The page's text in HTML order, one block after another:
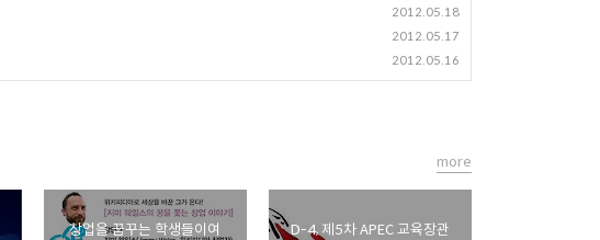
2012.05.18
2012.05.17
2012.05.16
창업을 꿈꾸는 학생들이여
D-4, 제5차 APEC 교육장관
more